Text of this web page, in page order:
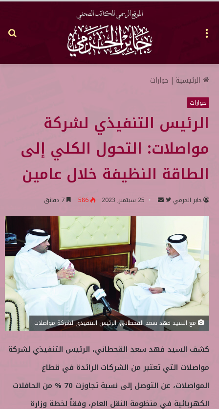
الرئيسية | حوارات
حوارات
الرئيس التنفيذي لشركة
مواصلات: التحول الكلي إلى
الطاقة النظيفة خلال عامين
جابر الحرمي
ت
ل
و
ي
ت
ر
ر
ي
د
ا
ل
ك
ر
و
ي
25 سبتمبر, 2023 586
مع السيد فهد سعد القحطاني، الرئيس التنفيذي لشركة مواصلات
كشف السيد فهد سعد القحطاني، الرئيس التنفيذي لشركة
مواصلات التي تعتبر من الشركات الرائدة في قطاع
المواصلات، عن التوصل إلى نسبة تجاوزت 70 % من الحافلات
الكهربائية في منظومة النقل العام، وفقاً لخطة وزارة